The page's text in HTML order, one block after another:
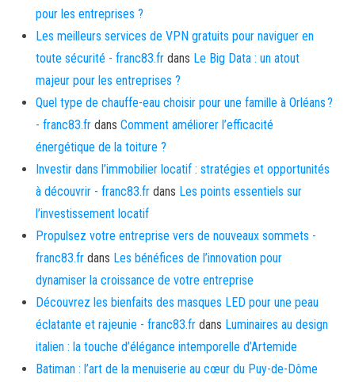
pour les entreprises ?
Les meilleurs services de VPN gratuits pour naviguer en
toute sécurité - franc83.fr dans Le Big Data : un atout
majeur pour les entreprises ?
Quel type de chauffe-eau choisir pour une famille à Orléans ?
- franc83.fr dans Comment améliorer l’efficacité
énergétique de la toiture ?
Investir dans l’immobilier locatif : stratégies et opportunités
à découvrir - franc83.fr dans Les points essentiels sur
l’investissement locatif
Propulsez votre entreprise vers de nouveaux sommets -
franc83.fr dans Les bénéfices de l’innovation pour
dynamiser la croissance de votre entreprise
Découvrez les bienfaits des masques LED pour une peau
éclatante et rajeunie - franc83.fr dans Luminaires au design
italien : la touche d’élégance intemporelle d’Artemide
Batiman : l’art de la menuiserie au cœur du Puy-de-Dôme